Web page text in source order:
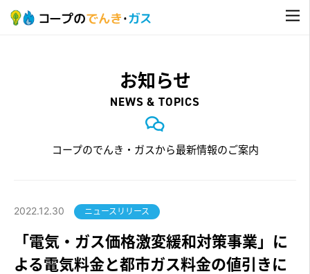
お知らせ
NEWS & TOPICS
コープのでんき・ガスから最新情報のご案内
2022.12.30 ニュースリリース
「電気・ガス価格激変緩和対策事業」に
よる電気料金と都市ガス料金の値引きに